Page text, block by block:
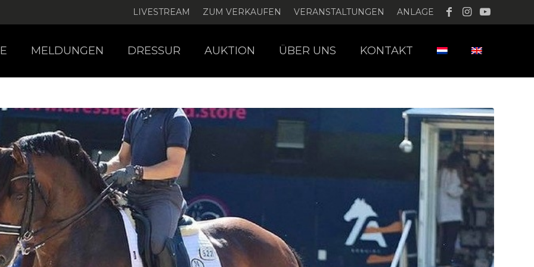
LIVESTREAM ZUM VERKAUFEN VERANSTALTUNGEN ANLAGE
MELDUNGEN DRESSUR AUKTION ÜBER UNS KONTAKT